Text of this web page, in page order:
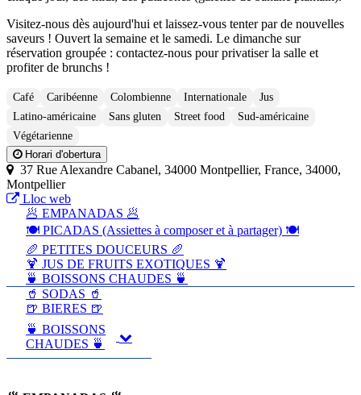
Visitez-nous dès aujourd'hui et laissez-vous tenter par de nouvelles
saveurs ! Ouvert la semaine et le samedi. Le dimanche sur
réservation groupée : contactez-nous pour privatiser la salle et
profiter de brunchs !
Café Caribéenne Colombienne Internationale
Jus
Latino-américaine
Sans gluten Street food
Sud-américaine
Végétarienne
Horari d'obertura
37 Rue Alexandre Cabanel, 34000 Montpellier, France, 34000,
Montpellier
Lloc web
🥟 EMPANADAS 🥟
🍽️ PICADAS (Assiettes à composer et à partager) 🍽️
🥖 PETITES DOUCEURS 🥖
🍹 JUS DE FRUITS EXOTIQUES 🍹
🍵 BOISSONS CHAUDES 🍵
🥤 SODAS 🥤
🍺 BIERES 🍺
🍵 BOISSONS
CHAUDES 🍵